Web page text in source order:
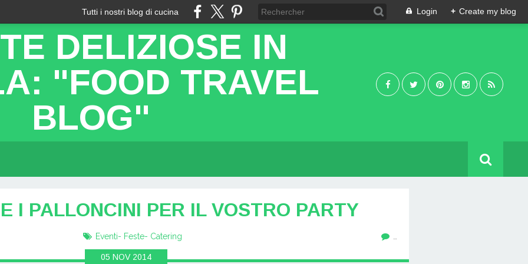
Tutti i nostri blog di cucina Login + Create my blog
DELIZIOSE IN
"FOOD TRAVEL
BLOG"
I PALLONCINI PER IL VOSTRO PARTY
Eventi- Feste- Catering …
05 NOV 2014